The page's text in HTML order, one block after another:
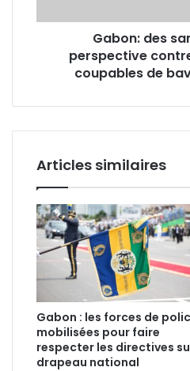
coupables
Gabon: des
perspective
coupables de
Articles similaires
Gabon : les forces de
mobilisées pour faire
respecter les directives
drapeau national